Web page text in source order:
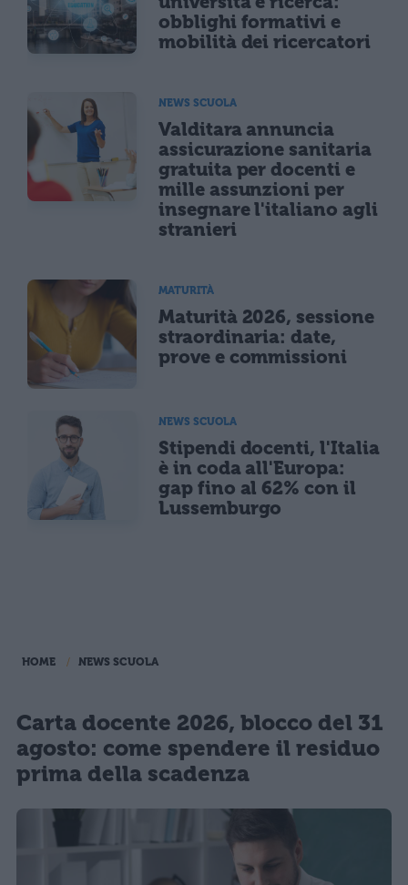
obblighi formativi e
mobilità dei ricercatori
NEWS SCUOLA
Valditara annuncia
assicurazione sanitaria
gratuita per docenti e
mille assunzioni per
insegnare l'italiano agli
stranieri
MATURITÀ
Maturità 2026, sessione
straordinaria: date,
prove e commissioni
NEWS SCUOLA
Stipendi docenti, l'Italia
è in coda all'Europa:
gap fino al 62% con il
Lussemburgo
HOME NEWS SCUOLA
Carta docente 2026, blocco del 31
agosto: come spendere il residuo
prima della scadenza